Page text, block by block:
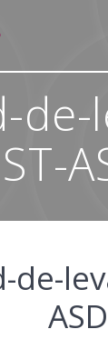
de-
ST-
de-
ASD